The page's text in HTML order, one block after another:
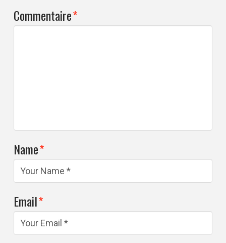
Commentaire*
Name*
Email*